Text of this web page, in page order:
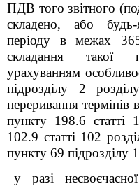
ПДВ того звітного
складено, або будь-
періоду в межах
складання такої
урахуванням
підрозділу 2
переривання термінів
пункту 198.6
102.9 статті 102
пункту 69
у разі